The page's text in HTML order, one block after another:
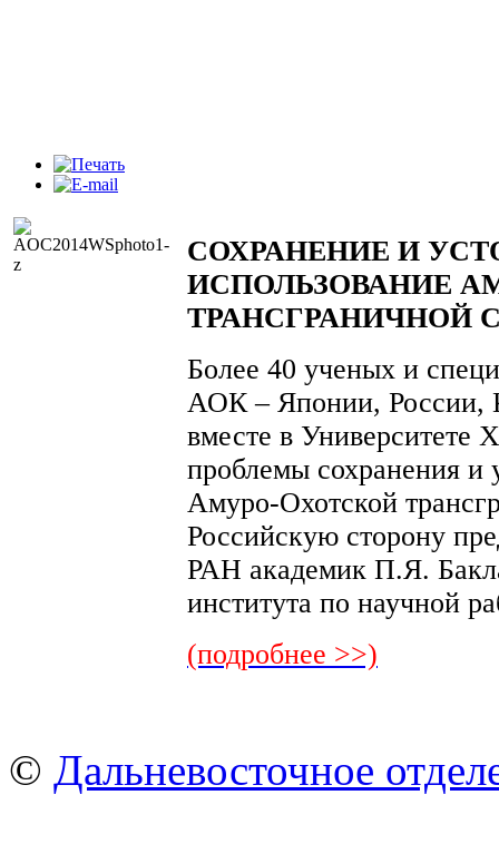
СОХРАНЕНИЕ И
ИСПОЛЬЗОВАНИЕ
ТРАНСГРАНИЧНОЙ
Более 40 ученых и
АОК – Японии, России,
вместе в Университете
проблемы сохранения и
Амуро-Охотской
Российскую сторону
РАН академик П.Я.
института по научной
(подробнее >>)
© Дальневосточное